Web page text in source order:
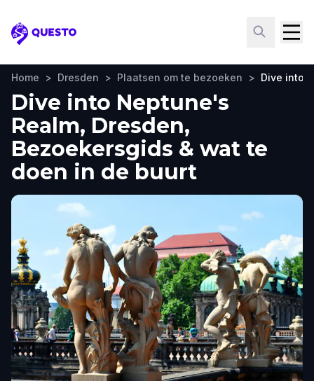
Questo
Home > Dresden > Plaatsen om te bezoeken > Dive into
Dive into Neptune's
Realm, Dresden,
Bezoekersgids & wat te
doen in de buurt